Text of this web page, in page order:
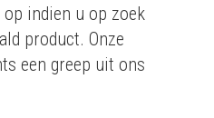
indien u op zoek
product. Onze
een greep uit ons